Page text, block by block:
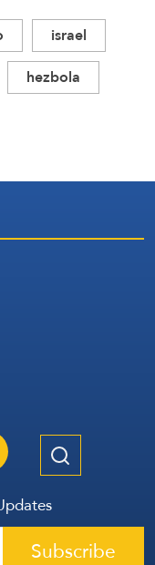
israel
hezbola
Subscribe